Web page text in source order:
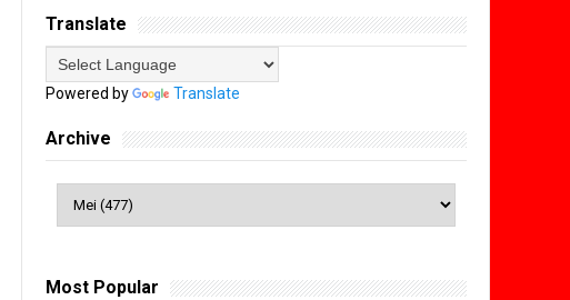
Translate
Powered by Translate
Archive
Most Popular